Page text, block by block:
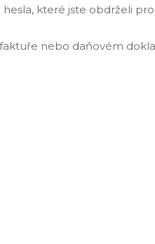
které jste obdrželi
nebo daňovém